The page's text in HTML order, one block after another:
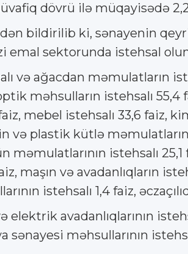
dövrü ilə müqayisədə
bildirilib ki, sənayenin
emal sektorunda istehsal
və ağacdan məmulatların
məhsulların istehsalı
mebel istehsalı 33,6 faiz,
və plastik kütlə
istehsalı 25,1
maşın və avadanlıqların
istehsalı 1,4 faiz,
avadanlıqlarının
sənayesi məhsullarının